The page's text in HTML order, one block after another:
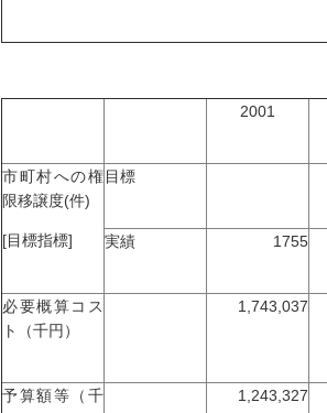
2001
市町村への権
限移譲度(件)
[目標指標]
目標
実績 1755
必要概算コス
ト（千円）
1,743,037
予算額等（千
1,243,327